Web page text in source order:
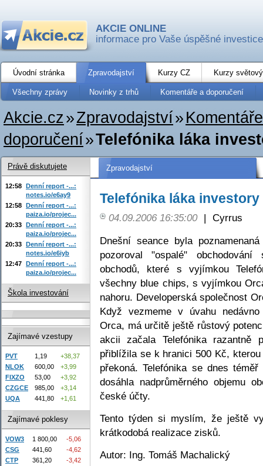
AKCIE ONLINE
informace pro Vaše úspěšné investice
Úvodní stránka Zpravodajství Kurzy CZ Kurzy
Všechny zprávy Novinky z trhů Komentáře a doporučení
Akcie.cz»Zpravodajství»
doporučení»Telefónika láka
Zpravodajství
Telefónika láka
04.09.2006 16:35:00 | Cyrrus
Dnešní seance byla
pozoroval "ospalé"
obchodů, které s vyjímkou
všechny blue chips, s vyjímkou
nahoru. Developerská společnost
Když vezmeme v úvahu
Orca, má určitě ještě růstový
akcii začala Telefónika razantně
přiblížila se k hranici 500 Kč,
překoná. Telefónika se dnes
dosáhla nadprůměrného objemu
české účty.
Tento týden si myslím, že ještě
krátkodobá realizace zisků.
Autor: Ing. Tomáš Machalický
Právě diskutujete
12:58 Denní report -...:
notes.io/e6ay9
12:58 Denní report -...:
paiza.io/projec...
20:33 Denní report -...:
paiza.io/projec...
20:33 Denní report -...:
notes.io/e6iyb
12:47 Denní report -...:
paiza.io/projec...
Škola investování
Zajímavé vzestupy
PVT 1,19
+38,37
NLOK
600,00
+3,99
FIXZO
53,00
+3,92
CZGCE
985,00
+3,14
UQA
441,80 +1,61
Zajímavé poklesy
VOW3 1 800,00
-5,06
CSG
441,60
-4,62
CTP
361,20
-3,42